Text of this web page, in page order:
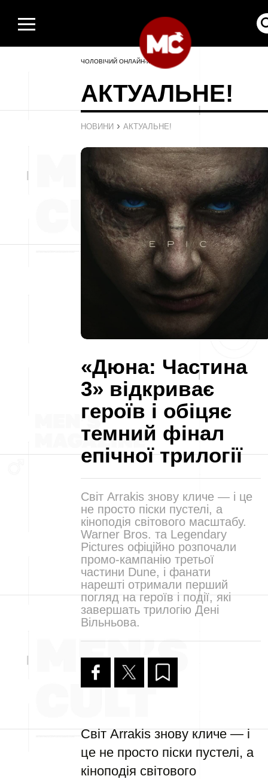
ЧОЛОВІЧИЙ ОНЛАЙН-ЖУРНАЛ
АКТУАЛЬНЕ!
НОВИНИ › АКТУАЛЬНЕ!
«Дюна: Частина
3» відкриває
героїв і обіцяє
темний фінал
епічної трилогії
Світ Arrakis знову кличе — і це
не просто піски пустелі, а
кіноподія світового масштабу.
Warner Bros. та Legendary
Pictures офіційно розпочали
промо-кампанію третьої
частини Dune, і фанати
нарешті отримали перший
погляд на героїв і події, які
завершать трилогію Дені
Вільньова.
Світ Arrakis знову кличе — і
це не просто піски пустелі, а
кіноподія світового